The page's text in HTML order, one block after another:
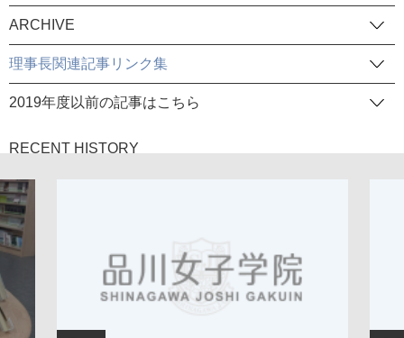
ARCHIVE
理事長関連記事リンク集
2019年度以前の記事はこちら
RECENT HISTORY